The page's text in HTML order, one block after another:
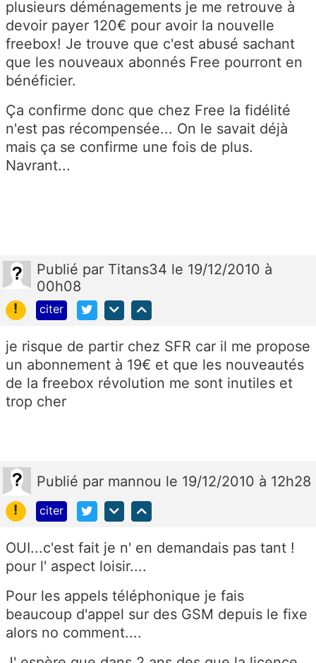
plusieurs déménagements je me retrouve à
devoir payer 120€ pour avoir la nouvelle
freebox! Je trouve que c'est abusé sachant
que les nouveaux abonnés Free pourront en
bénéficier.
Ça confirme donc que chez Free la fidélité
n'est pas récompensée... On le savait déjà
mais ça se confirme une fois de plus.
Navrant...
Publié par Titans34 le 19/12/2010 à
00h08
!
citer
je risque de partir chez SFR car il me propose
un abonnement à 19€ et que les nouveautés
de la freebox révolution me sont inutiles et
trop cher
Publié par mannou le 19/12/2010 à 12h28
!
citer
OUI...c'est fait je n' en demandais pas tant !
pour l' aspect loisir....
Pour les appels téléphonique je fais
beaucoup d'appel sur des GSM depuis le fixe
alors no comment....